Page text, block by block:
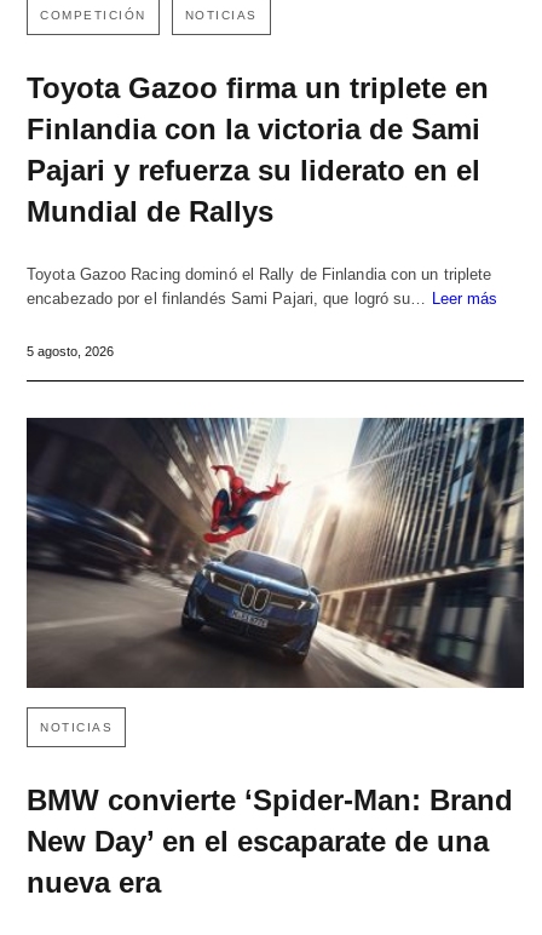
COMPETICIÓN NOTICIAS
Toyota Gazoo firma un triplete en
Finlandia con la victoria de Sami
Pajari y refuerza su liderato en el
Mundial de Rallys
Toyota Gazoo Racing dominó el Rally de Finlandia con un triplete
encabezado por el finlandés Sami Pajari, que logró su… Leer más
5 agosto, 2026
NOTICIAS
BMW convierte ‘Spider-Man: Brand
New Day’ en el escaparate de una
nueva era